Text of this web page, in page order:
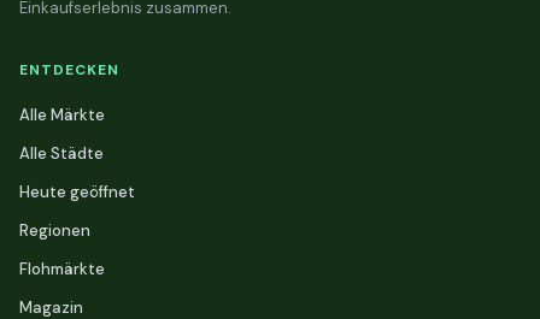
Einkaufserlebnis zusammen.
ENTDECKEN
Alle Märkte
Alle Städte
Heute geöffnet
Regionen
Flohmärkte
Magazin